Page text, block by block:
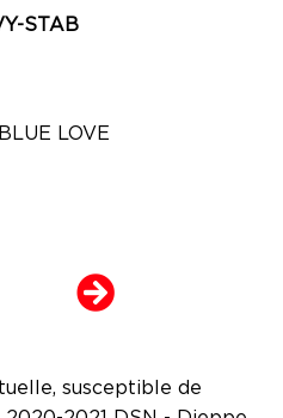
STAB
LOVE
susceptible de